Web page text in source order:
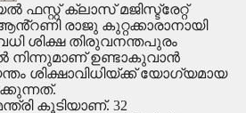
ഫസ്റ്റ് ക്ലാസ് മജിസ്ട്രേറ്റ്
രാജു കുറ്റക്കാരാനായി
ശിക്ഷ തിരുവനന്തപുരം
നിന്നുമാണ് ഉണ്ടാകുവാൻ
ശിക്ഷാവിധിയ്ക്ക് യോഗ്യമായ
കൂടിയാണ്. 32